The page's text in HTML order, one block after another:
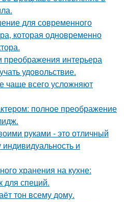
для современного
которая одновременно
преображения интерьера
удовольствие.
чаще всего усложняют
полное преображение
руками - это отличный
и
хранения на кухне:
для специй.
тон всему дому.